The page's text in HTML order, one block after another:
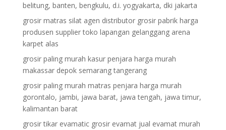
belitung, banten, bengkulu, d.i. yogyakarta, dki jakarta
grosir matras silat agen distributor grosir pabrik harga
produsen supplier toko lapangan gelanggang arena
karpet alas
grosir paling murah kasur penjara harga murah
makassar depok semarang tangerang
grosir paling murah matras penjara harga murah
gorontalo, jambi, jawa barat, jawa tengah, jawa timur,
kalimantan barat
grosir tikar evamatic grosir evamat jual evamat murah